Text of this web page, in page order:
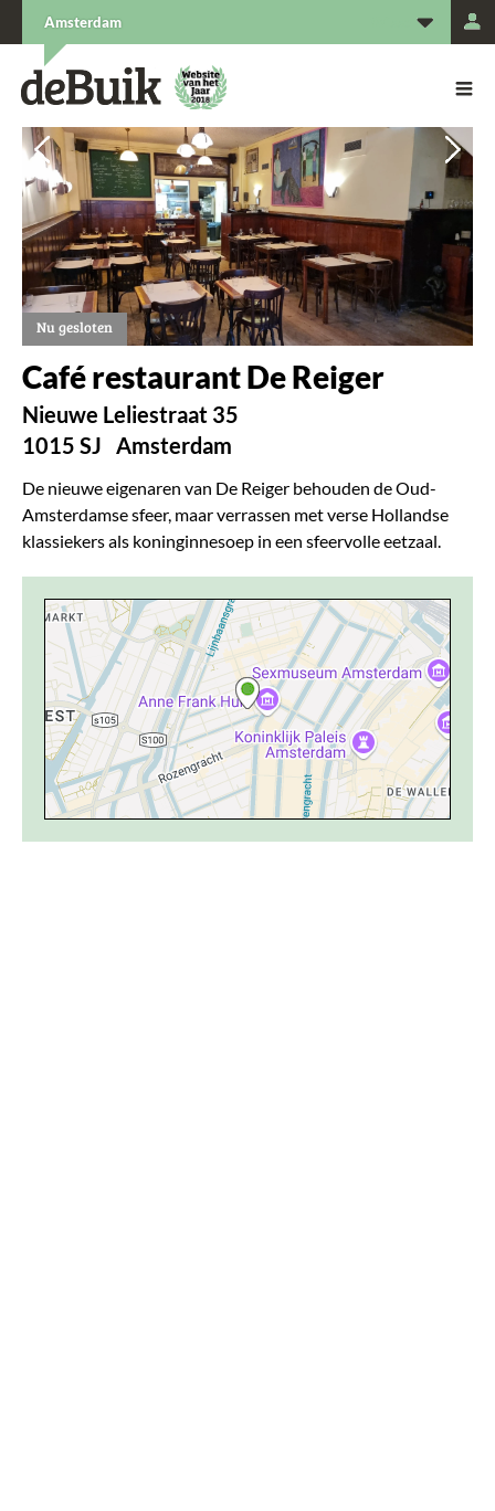
Vorige
Vorige
Nu gesloten
Café restaurant De Reiger
Nieuwe Leliestraat 35
1015 SJ
Amsterdam
De nieuwe eigenaren van De Reiger behouden de Oud-
Amsterdamse sfeer, maar verrassen met verse Hollandse
klassiekers als koninginnesoep in een sfeervolle eetzaal.
Amsterdam
De Buik van {city: city}
De Buik